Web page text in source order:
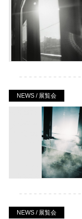
NEWS / 展覧会
NEWS / 展覧会